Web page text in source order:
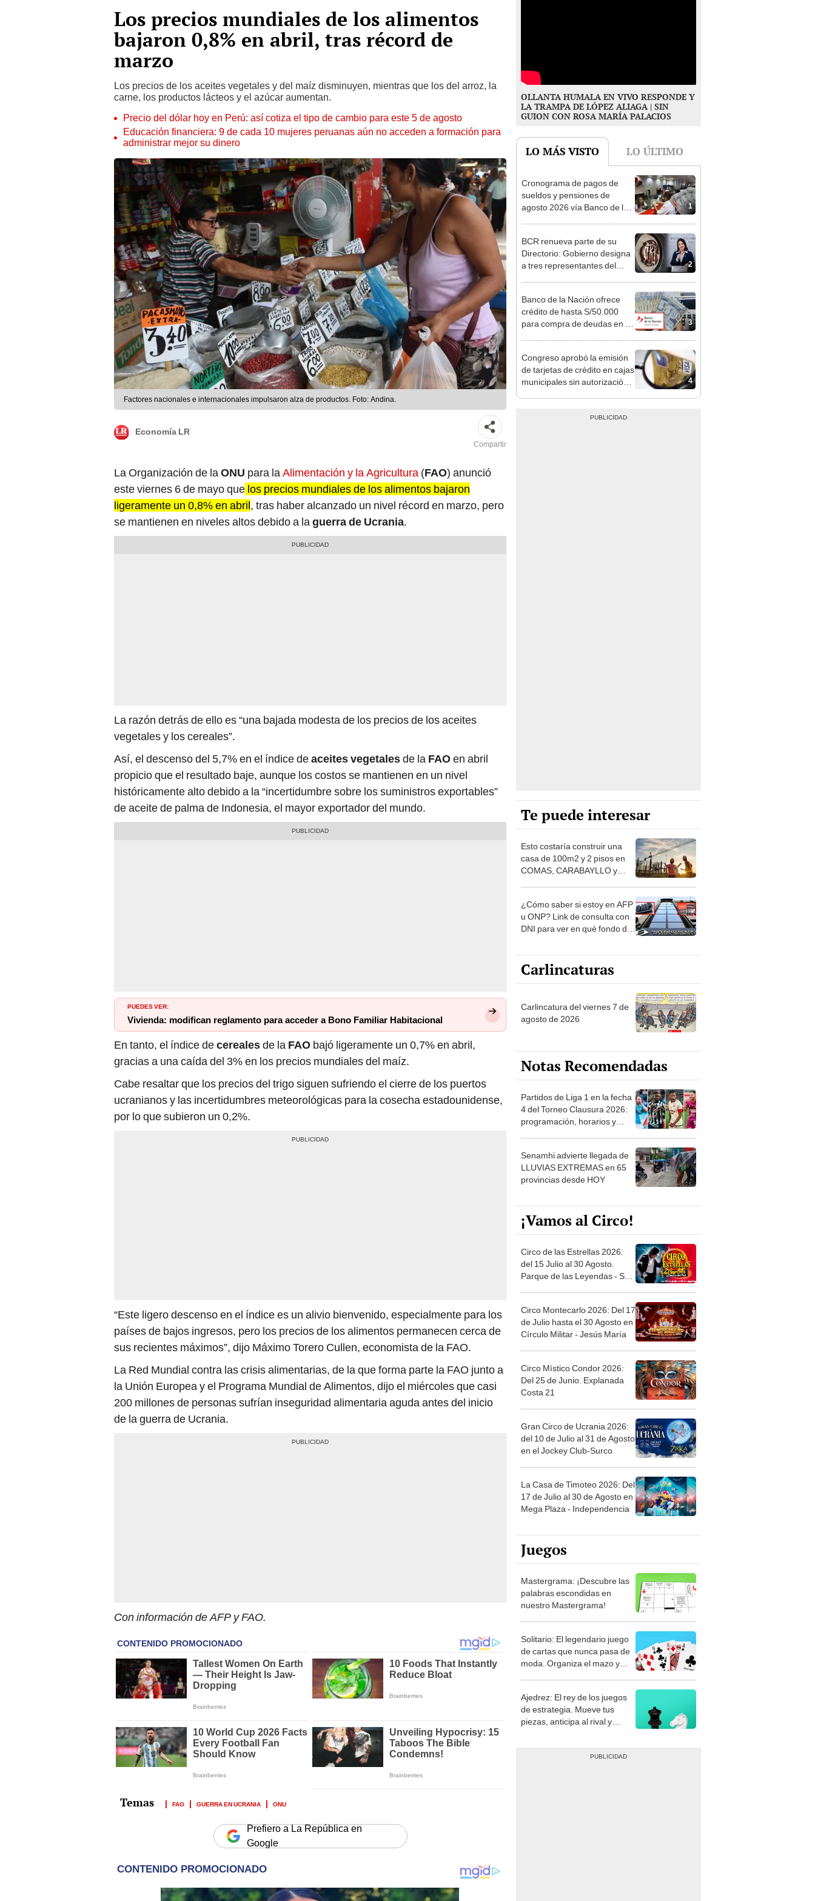
Los precios mundiales de los alimentos
bajaron 0,8% en abril, tras récord de
marzo
Los precios de los aceites vegetales y del maíz disminuyen, mientras que los del arroz, la
carne, los productos lácteos y el azúcar aumentan.
Precio del dólar hoy en Perú: así cotiza el tipo de cambio para este 5 de agosto
Educación financiera: 9 de cada 10 mujeres peruanas aún no acceden a formación para
administrar mejor su dinero
Factores nacionales e internacionales impulsaron alza de productos. Foto: Andina.
Economía LR
Compartir
La Organización de laONU para laAlimentación y la Agricultura (FAO) anunció
este viernes 6 de mayo que los precios mundiales de los alimentos bajaron
ligeramente un 0,8% en abril, tras haber alcanzado un nivel récord en marzo, pero
se mantienen en niveles altos debido a laguerra de Ucrania.
La razón detrás de ello es “una bajada modesta de los precios de los aceites
vegetales y los cereales”.
Así, el descenso del 5,7% en el índice deaceites vegetalesde la FAOen abril
propicio que el resultado baje, aunque los costos se mantienen en un nivel
históricamente alto debido a la “incertidumbre sobre los suministros exportables”
de aceite de palma de Indonesia, el mayor exportador del mundo.
PUEDES VER:
Vivienda: modifican reglamento para acceder a Bono Familiar Habitacional
En tanto, el índice decerealesde la FAO bajó ligeramente un 0,7% en abril,
gracias a una caída del 3% en los precios mundiales del maíz.
Cabe resaltar que los precios del trigo siguen sufriendo el cierre de los puertos
ucranianos y las incertidumbres meteorológicas para la cosecha estadounidense,
por lo que subieron un 0,2%.
“Este ligero descenso en el índice es un alivio bienvenido, especialmente para los
países de bajos ingresos, pero los precios de los alimentos permanecen cerca de
sus recientes máximos”, dijo Máximo Torero Cullen, economista de la FAO.
La Red Mundial contra las crisis alimentarias, de la que forma parte la FAO junto a
la Unión Europea y el Programa Mundial de Alimentos, dijo el miércoles que casi
200 millones de personas sufrían inseguridad alimentaria aguda antes del inicio
de la guerra de Ucrania.
Con información de AFP y FAO.
FAO GUERRA EN UCRANIA ONU
Prefiero a La República en
Google
OLLANTA HUMALA EN VIVO RESPONDE Y
LA TRAMPA DE LÓPEZ ALIAGA | SIN
GUION CON ROSA MARÍA PALACIOS
LO MÁS VISTO LO ÚLTIMO
1
Cronograma de pagos de
sueldos y pensiones de
agosto 2026 vía Banco de la
2
BCR renueva parte de su
Directorio: Gobierno designa
a tres representantes del
3
Banco de la Nación ofrece
crédito de hasta S/50.000
para compra de deudas en el
4
Congreso aprobó la emisión
de tarjetas de crédito en cajas
municipales sin autorización
Te puede interesar
Esto costaría construir una
casa de 100m2 y 2 pisos en
COMAS, CARABAYLLO y
¿Cómo saber si estoy en AFP
u ONP? Link de consulta con
DNI para ver en qué fondo de
Carlincaturas
Carlincatura del viernes 7 de
agosto de 2026
Notas Recomendadas
Partidos de Liga 1 en la fecha
4 del Torneo Clausura 2026:
programación, horarios y
Senamhi advierte llegada de
LLUVIAS EXTREMAS en 65
provincias desde HOY
¡Vamos al Circo!
Circo de las Estrellas 2026:
del 15 Julio al 30 Agosto.
Parque de las Leyendas - San
Circo Montecarlo 2026: Del 17
de Julio hasta el 30 Agosto en
Círculo Militar - Jesús María
Circo Místico Condor 2026:
Del 25 de Junio. Explanada
Costa 21
Gran Circo de Ucrania 2026:
del 10 de Julio al 31 de Agosto
en el Jockey Club-Surco
La Casa de Timoteo 2026: Del
17 de Julio al 30 de Agosto en
Mega Plaza - Independencia
Juegos
Mastergrama: ¡Descubre las
palabras escondidas en
nuestro Mastergrama!
Solitario: El legendario juego
de cartas que nunca pasa de
moda. Organiza el mazo y
Ajedrez: El rey de los juegos
de estrategia. Mueve tus
piezas, anticipa al rival y